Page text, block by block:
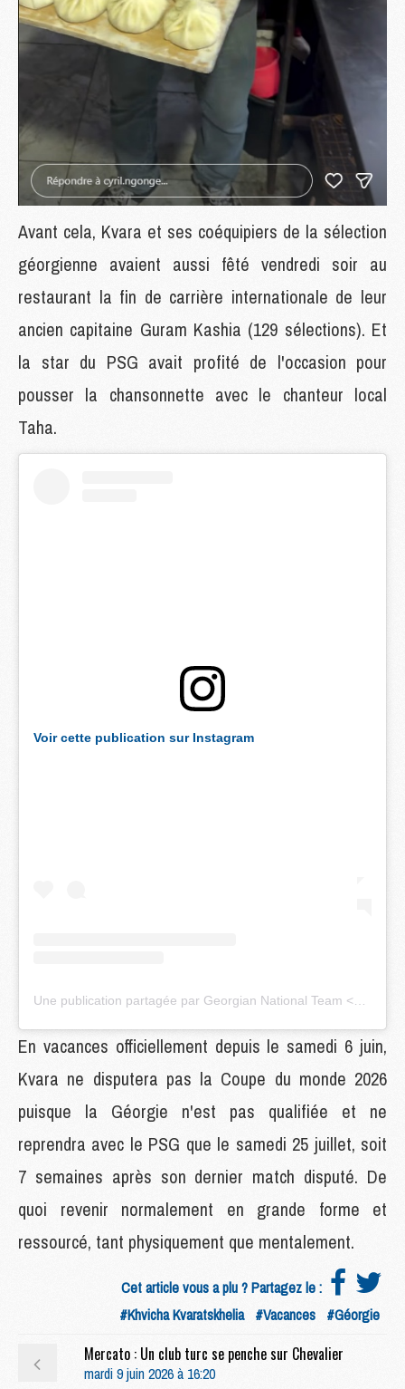
Avant cela, Kvara et ses coéquipiers de la sélection
géorgienne avaient aussi fêté vendredi soir au
restaurant la fin de carrière internationale de leur
ancien capitaine Guram Kashia (129 sélections). Et
la star du PSG avait profité de l'occasion pour
pousser la chansonnette avec le chanteur local
Taha.
Voir cette publication sur Instagram
En vacances officiellement depuis le samedi 6 juin,
Kvara ne disputera pas la Coupe du monde 2026
puisque la Géorgie n'est pas qualifiée et ne
reprendra avec le PSG que le samedi 25 juillet, soit
7 semaines après son dernier match disputé. De
quoi revenir normalement en grande forme et
ressourcé, tant physiquement que mentalement.
Cet article vous a plu ? Partagez le :
#Khvicha Kvaratskhelia #Vacances #Géorgie
Mercato : Un club turc se penche sur Chevalier
mardi 9 juin 2026 à 16:20